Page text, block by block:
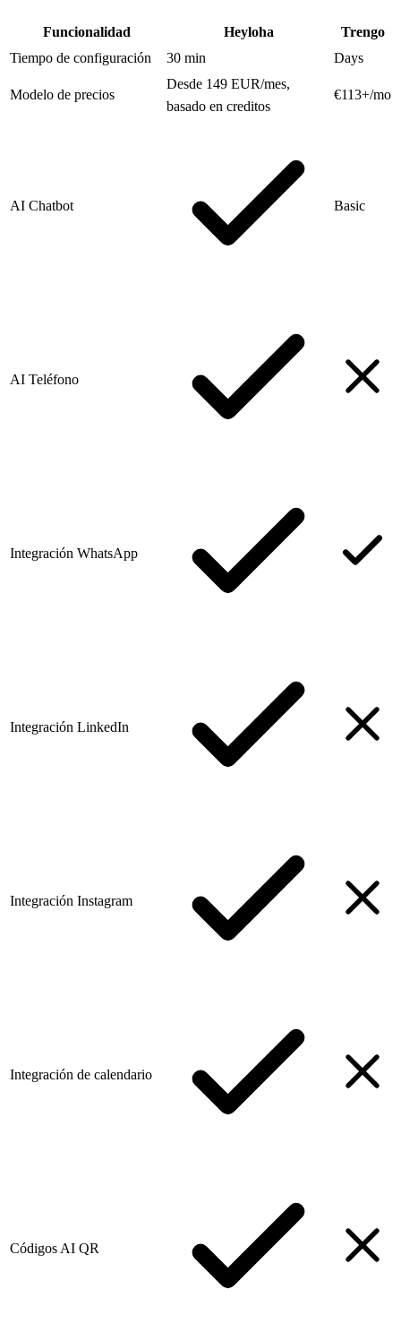
Funcionalidad Heyloha
Trengo
Tiempo de configuración
30 min Days
Modelo de precios
Desde 149 EUR/mes,
basado en creditos
€113+/mo
AI Chatbot Basic
AI Teléfono
Integración WhatsApp
Integración LinkedIn
Integración Instagram
Integración de calendario
Códigos AI QR